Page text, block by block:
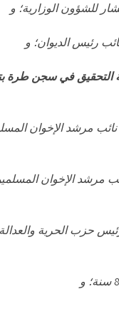
للشؤون الوزارية؛ و
رئيس الديوان؛ و
في سجن طرة
مرشد الإخوان
مرشد الإخوان
رئيس حزب الحرية